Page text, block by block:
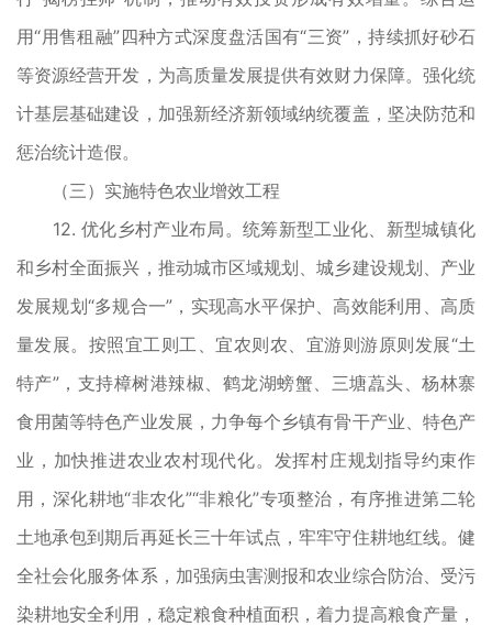
用“用售租融”四种方式深度盘活国有“三资”，持续抓好砂石
等资源经营开发，为高质量发展提供有效财力保障。强化统
计基层基础建设，加强新经济新领域纳统覆盖，坚决防范和
惩治统计造假。
（三）实施特色农业增效工程
12. 优化乡村产业布局。统筹新型工业化、新型城镇化
和乡村全面振兴，推动城市区域规划、城乡建设规划、产业
发展规划“多规合一”，实现高水平保护、高效能利用、高质
量发展。按照宜工则工、宜农则农、宜游则游原则发展“土
特产”，支持樟树港辣椒、鹤龙湖螃蟹、三塘藠头、杨林寨
食用菌等特色产业发展，力争每个乡镇有骨干产业、特色产
业，加快推进农业农村现代化。发挥村庄规划指导约束作
用，深化耕地“非农化”“非粮化”专项整治，有序推进第二轮
土地承包到期后再延长三十年试点，牢牢守住耕地红线。健
全社会化服务体系，加强病虫害测报和农业综合防治、受污
染耕地安全利用，稳定粮食种植面积，着力提高粮食产量，